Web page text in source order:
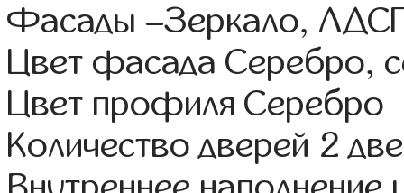
Фасады –Зеркало,
Цвет фасада Серебро,
Цвет профиля Серебро
Количество дверей 2